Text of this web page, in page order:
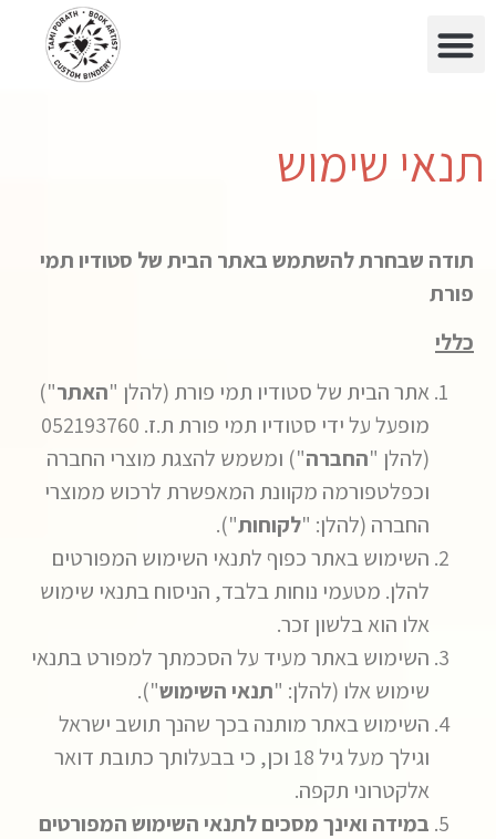
תנאי שימוש
תודה שבחרת להשתמש באתר הבית של סטודיו תמי
פורת
כללי
אתר הבית של סטודיו תמי פורת (להלן "האתר")
מופעל על ידי סטודיו תמי פורת ת.ז. 052193760
(להלן "החברה") ומשמש להצגת מוצרי החברה
וכפלטפורמה מקוונת המאפשרת לרכוש ממוצרי
החברה (להלן: "לקוחות").
השימוש באתר כפוף לתנאי השימוש המפורטים
להלן. מטעמי נוחות בלבד, הניסוח בתנאי שימוש
אלו הוא בלשון זכר.
השימוש באתר מעיד על הסכמתך למפורט בתנאי
שימוש אלו (להלן: "תנאי השימוש").
השימוש באתר מותנה בכך שהנך תושב ישראל
וגילך מעל גיל 18 וכן, כי בבעלותך כתובת דואר
אלקטרוני תקפה.
במידה ואינך מסכים לתנאי השימוש המפורטים